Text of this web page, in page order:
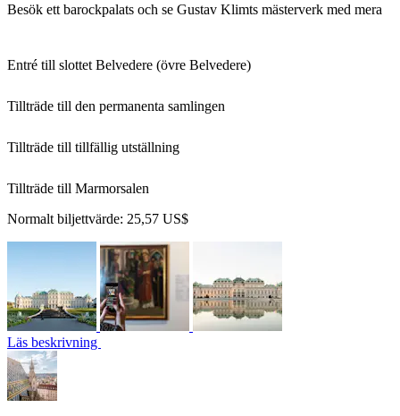
Besök ett barockpalats och se Gustav Klimts mästerverk med mera
Entré till slottet Belvedere (övre Belvedere)
Tillträde till den permanenta samlingen
Tillträde till tillfällig utställning
Tillträde till Marmorsalen
Normalt biljettvärde: 25,57 US$
Läs beskrivning